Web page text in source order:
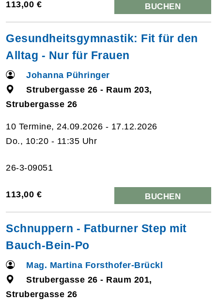
113,00 € BUCHEN
Gesundheitsgymnastik: Fit für den
Alltag - Nur für Frauen
Johanna Pühringer
Strubergasse 26 - Raum 203,
Strubergasse 26
10 Termine, 24.09.2026 - 17.12.2026
Do., 10:20 - 11:35 Uhr
26-3-09051
113,00 € BUCHEN
Schnuppern - Fatburner Step mit
Bauch-Bein-Po
Mag. Martina Forsthofer-Brückl
Strubergasse 26 - Raum 201,
Strubergasse 26